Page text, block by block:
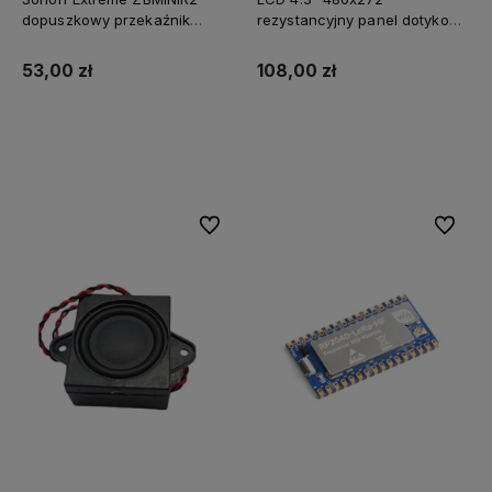
dopuszkowy przekaźnik
router Zigbee
53,00 zł
rezystancyjny panel dotykowy
108,00 zł
Do ulubionych Do